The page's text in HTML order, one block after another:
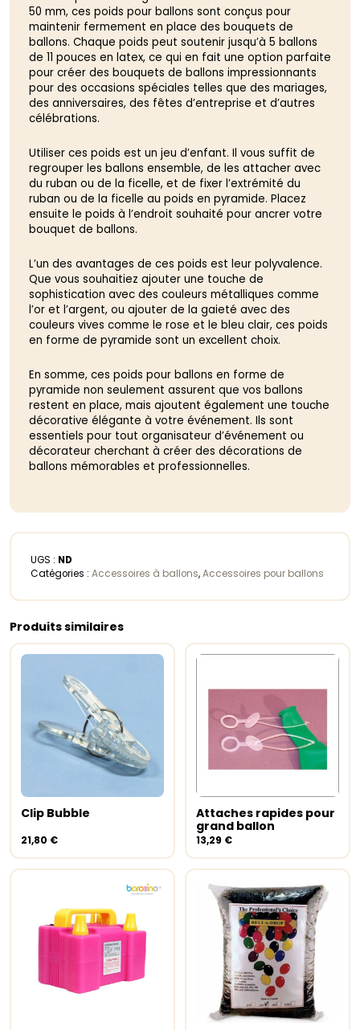
50 mm, ces poids pour ballons sont conçus pour
maintenir fermement en place des bouquets de
ballons. Chaque poids peut soutenir jusqu’à 5 ballons
de 11 pouces en latex, ce qui en fait une option parfaite
pour créer des bouquets de ballons impressionnants
pour des occasions spéciales telles que des mariages,
des anniversaires, des fêtes d’entreprise et d’autres
célébrations.
Utiliser ces poids est un jeu d’enfant. Il vous suffit de
regrouper les ballons ensemble, de les attacher avec
du ruban ou de la ficelle, et de fixer l’extrémité du
ruban ou de la ficelle au poids en pyramide. Placez
ensuite le poids à l’endroit souhaité pour ancrer votre
bouquet de ballons.
L’un des avantages de ces poids est leur polyvalence.
Que vous souhaitiez ajouter une touche de
sophistication avec des couleurs métalliques comme
l’or et l’argent, ou ajouter de la gaieté avec des
couleurs vives comme le rose et le bleu clair, ces poids
en forme de pyramide sont un excellent choix.
En somme, ces poids pour ballons en forme de
pyramide non seulement assurent que vos ballons
restent en place, mais ajoutent également une touche
décorative élégante à votre événement. Ils sont
essentiels pour tout organisateur d’événement ou
décorateur cherchant à créer des décorations de
ballons mémorables et professionnelles.
UGS : ND
Catégories : Accessoires à ballons,Accessoires pour ballons
Produits similaires
Ajouter au panier
Clip Bubble
21,80 €
Ajouter au panier
Attaches rapides pour
grand ballon
13,29 €